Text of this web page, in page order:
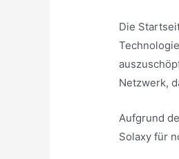
Die
Netzwerk,
Aufgrund
Solaxy für